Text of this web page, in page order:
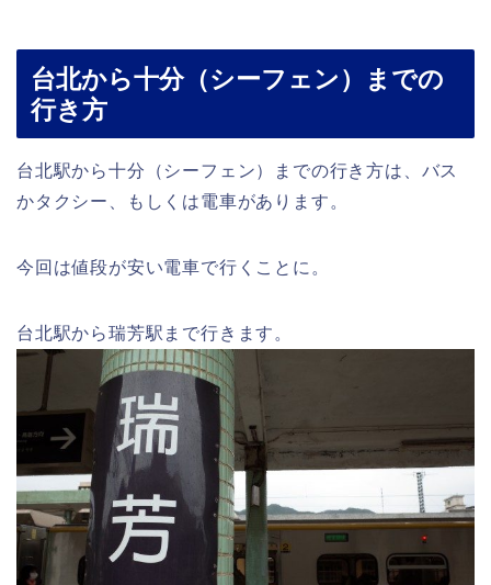
台北から十分（シーフェン）までの
行き方
台北駅から十分（シーフェン）までの行き方は、バス
かタクシー、もしくは電車があります。
今回は値段が安い電車で行くことに。
台北駅から瑞芳駅まで行きます。